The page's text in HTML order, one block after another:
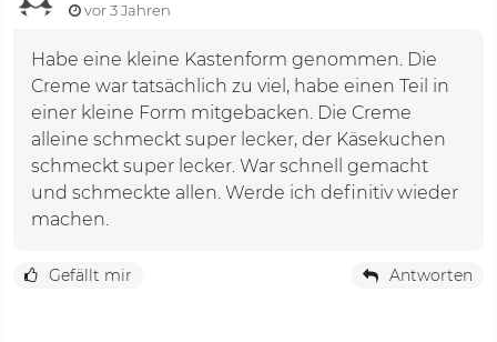
vor 3 Jahren
Habe eine kleine Kastenform genommen. Die
Creme war tatsächlich zu viel, habe einen Teil in
einer kleine Form mitgebacken. Die Creme
alleine schmeckt super lecker, der Käsekuchen
schmeckt super lecker. War schnell gemacht
und schmeckte allen. Werde ich definitiv wieder
machen.
Gefällt mir Antworten